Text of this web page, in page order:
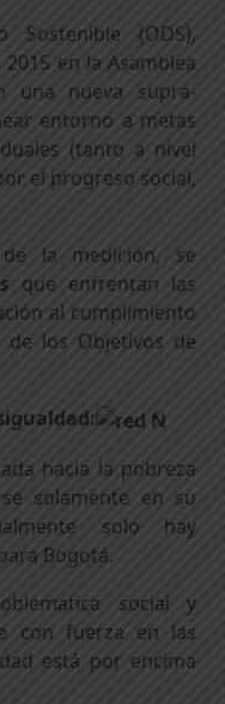
Sostenible (ODS),
en la Asamblea
una nueva supra-
entorno a metas
(tanto a nivel
el progreso social,
la medición, se
que enfrentan las
al cumplimiento
los Objetivos de
hacia la pobreza
solamente en su
solo hay
Bogotá.
social y
con fuerza en las
está por encima